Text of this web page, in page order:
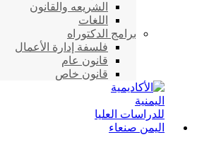
الشريعه والقانون
اللغات
برامج الدكتوراه
فلسفة إدارة الأعمال
قانون عام
قانون خاص